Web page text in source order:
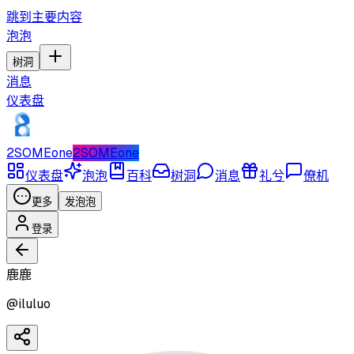
跳到主要内容
泡泡
树洞
消息
仪表盘
2SOMEone2SOMEone
仪表盘
泡泡 百科 树洞 消息 礼兮 僚机
更多 发泡泡
登录
鹿鹿
@iluluo